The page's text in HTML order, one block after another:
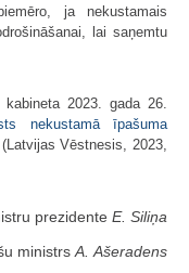
ja nekustamais
lai saņemtu
2023. gada 26.
nekustamā īpašuma
Vēstnesis, 2023,
prezidente E. Siliņa
ministrs A. Ašeradens